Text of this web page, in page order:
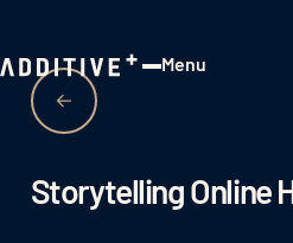
Menu
Storytelling Online